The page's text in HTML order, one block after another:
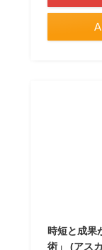
時短と成果
術」 (アス